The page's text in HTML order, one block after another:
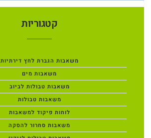
קטגוריות
משאבות הגברת לחץ דירתיות
משאבות מים
משאבות טבולות לביוב
משאבות טבולות
לוחות פיקוד למשאבות
משאבות סחרור להסקה